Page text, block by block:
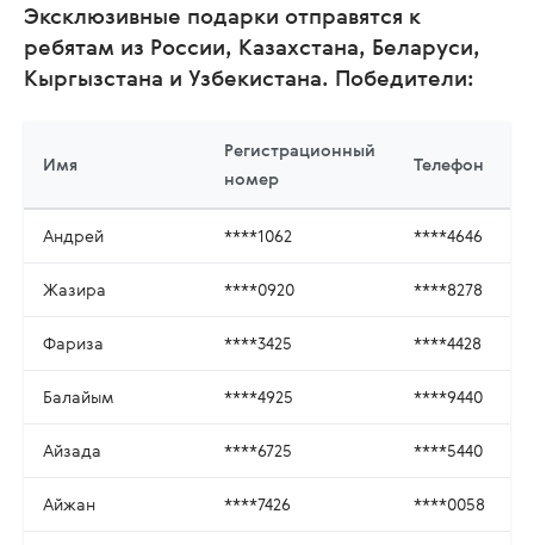
Эксклюзивные подарки отправятся к
ребятам из России, Казахстана, Беларуси,
Кыргызстана и Узбекистана. Победители:
Имя
Регистрационный
номер
Телефон
Андрей ****1062 ****4646
Жазира ****0920 ****8278
Фариза ****3425 ****4428
Балайым ****4925 ****9440
Айзада ****6725 ****5440
Айжан ****7426 ****0058